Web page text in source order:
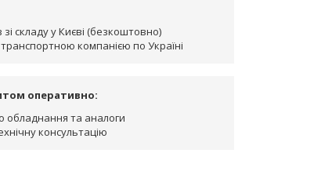
зі складу у Києві (безкоштовно)
компанією по Україні
оперативно:
обладнання та аналоги
консультацію